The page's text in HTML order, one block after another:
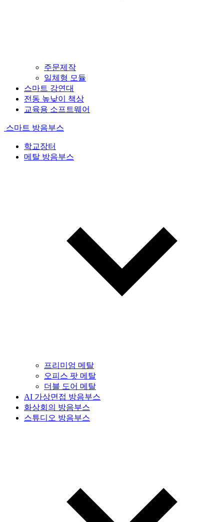
주문제작
일체형 모듈
스마트 강연대
전동 높낮이 책상
교육용 소프트웨어
스마트 방음부스
학교장터
메탈 방음부스
프리미엄 메탈
오피스 팟 메탈
더블 도어 메탈
AI 가상면접 방음부스
화상회의 방음부스
스튜디오 방음부스